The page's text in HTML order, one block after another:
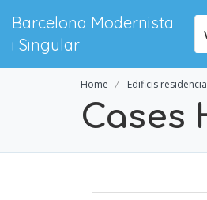
Barcelona Modernista
i Singular
Home Edificis
Cases